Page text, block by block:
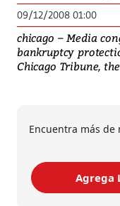
09/12/2008 01:00
chicago – Media
bankruptcy
Chicago Tribune,
Encuentra más
Agrega